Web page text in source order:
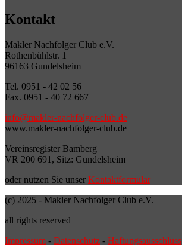
Kontakt
Makler Nachfolger Club e.V.
Rothenbühlstr. 1
96163 Gundelsheim
Tel. 0951 - 42 02 56
Fax. 0951 - 40 72 667
info@makler-nachfolger-club.de
www.makler-nachfolger-club.de
Vereinsregister Bamberg
VR 200 691, Sitz: Gundelsheim
oder nutzen Sie unser Kontaktformular
(c) 2025 - Makler Nachfolger Club e.V.
all rights reserved
Impressum - Datenschutz - Haftungsausschluss